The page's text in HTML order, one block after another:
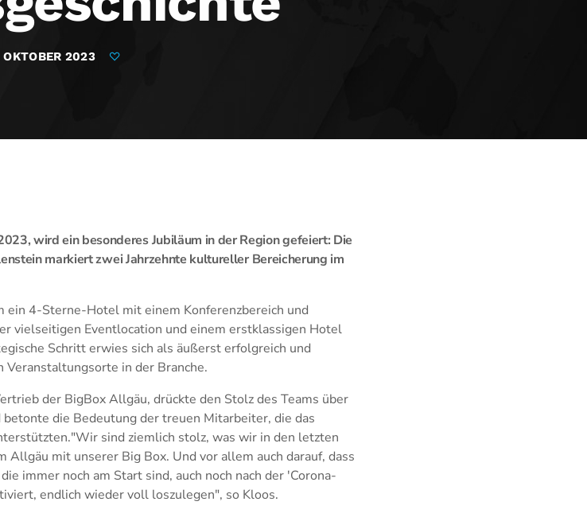
OKTOBER 2023
wird ein besonderes Jubiläum in der Region gefeiert: Die
markiert zwei Jahrzehnte kultureller Bereicherung im
ein 4-Sterne-Hotel mit einem Konferenzbereich und
vielseitigen Eventlocation und einem erstklassigen Hotel
Schritt erwies sich als äußerst erfolgreich und
in der Branche.
der BigBox Allgäu, drückte den Stolz des Teams über
die Bedeutung der treuen Mitarbeiter, die das
sind ziemlich stolz, was wir in den letzten
Allgäu mit unserer Big Box. Und vor allem auch darauf, dass
immer noch am Start sind, auch noch nach der 'Corona-
endlich wieder voll loszulegen", so Kloos.